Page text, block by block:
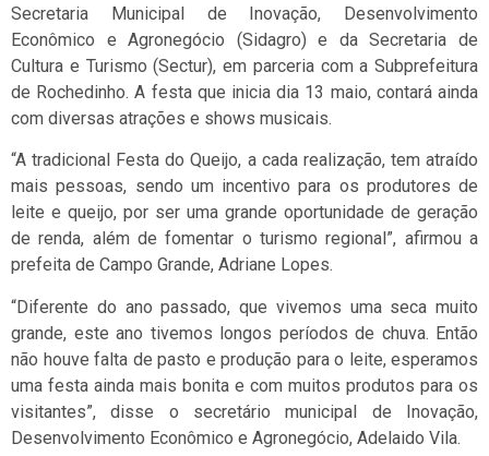
Secretaria Municipal de Inovação, Desenvolvimento
Econômico e Agronegócio (Sidagro) e da Secretaria de
Cultura e Turismo (Sectur), em parceria com a Subprefeitura
de Rochedinho. A festa que inicia dia 13 maio, contará ainda
com diversas atrações e shows musicais.
“A tradicional Festa do Queijo, a cada realização, tem atraído
mais pessoas, sendo um incentivo para os produtores de
leite e queijo, por ser uma grande oportunidade de geração
de renda, além de fomentar o turismo regional”, afirmou a
prefeita de Campo Grande, Adriane Lopes.
“Diferente do ano passado, que vivemos uma seca muito
grande, este ano tivemos longos períodos de chuva. Então
não houve falta de pasto e produção para o leite, esperamos
uma festa ainda mais bonita e com muitos produtos para os
visitantes”, disse o secretário municipal de Inovação,
Desenvolvimento Econômico e Agronegócio, Adelaido Vila.